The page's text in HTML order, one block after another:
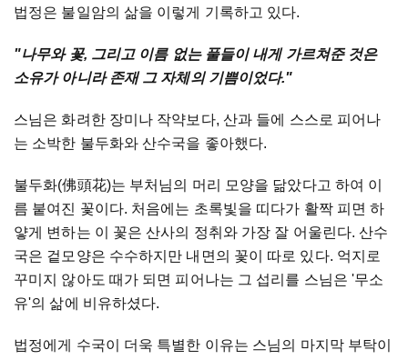
법정은 불일암의 삶을 이렇게 기록하고 있다.
"나무와 꽃, 그리고 이름 없는 풀들이 내게 가르쳐준 것은
소유가 아니라 존재 그 자체의 기쁨이었다."
스님은 화려한 장미나 작약보다, 산과 들에 스스로 피어나
는 소박한 불두화와 산수국을 좋아했다.
불두화(佛頭花)는 부처님의 머리 모양을 닮았다고 하여 이
름 붙여진 꽃이다. 처음에는 초록빛을 띠다가 활짝 피면 하
얗게
변하는 이 꽃은 산사의 정취와 가장 잘 어울린다.산수
국은 겉모양은 수수하지만 내면의 꽃이 따로 있다. 억지로
꾸미지
않아도 때가 되면 피어나는 그 섭리를 스님은 '무소
유'의 삶에 비유하셨다.
법정에게 수국이 더욱 특별한 이유는 스님의 마지막 부탁이